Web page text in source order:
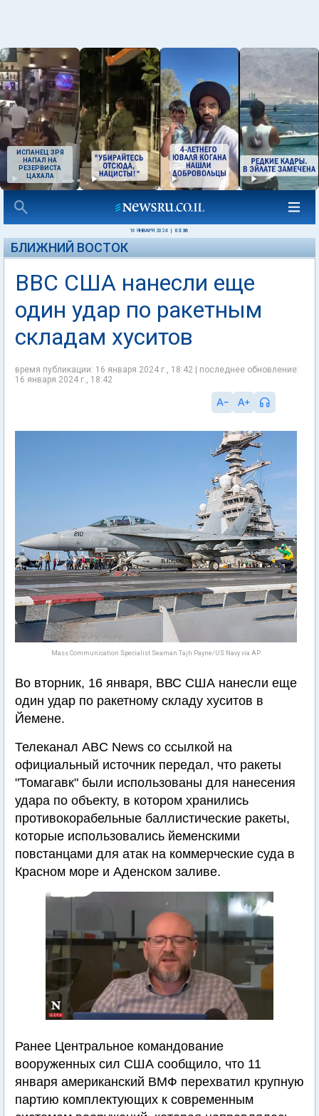
ИСПАНЕЦ ЗРЯ
НАПАЛ НА
РЕЗЕРВИСТА
ЦАХАЛА
16 ЯНВАРЯ 2024 03:36
БЛИЖНИЙ ВОСТОК
ВВС США нанесли еще
один удар по ракетным
складам хуситов
время публикации: 16 января 2024 г., 18:42 | последнее обновление:
16 января 2024 г., 18:42
Mass Communication Specialist Seaman Tajh Payne/US Navy via AP
Во вторник, 16 января, ВВС США нанесли еще
один удар по ракетному складу хуситов в
Йемене.
Телеканал ABC News со ссылкой на
официальный источник передал, что ракеты
"Томагавк" были использованы для нанесения
удара по объекту, в котором хранились
противокорабельные баллистические ракеты,
которые использовались йеменскими
повстанцами для атак на коммерческие суда в
Красном море и Аденском заливе.
Ранее Центральное командование
вооруженных сил США сообщило, что 11
января американский ВМФ перехватил крупную
партию комплектующих к современным